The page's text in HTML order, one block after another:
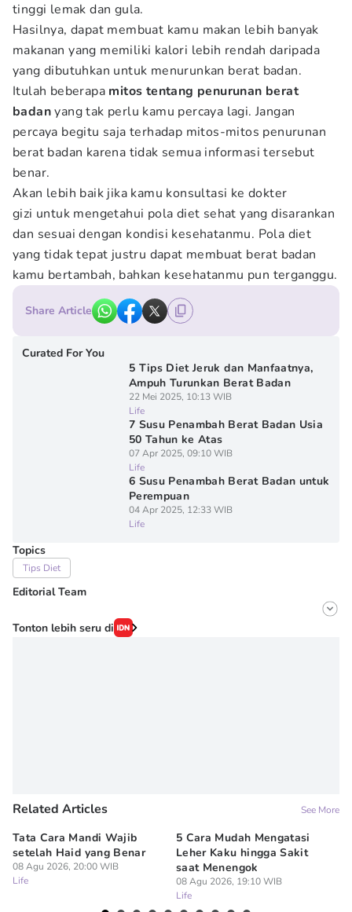
tinggi lemak dan gula.
Hasilnya, dapat membuat kamu makan lebih banyak
makanan yang memiliki kalori lebih rendah daripada
yang dibutuhkan untuk menurunkan berat badan.
Itulah beberapa mitos tentang penurunan berat
badanyang tak perlu kamu percaya lagi. Jangan
percaya begitu saja terhadap mitos-mitos penurunan
berat badan karena tidak semua informasi tersebut
benar.
Akan lebih baik jika kamu konsultasi ke dokter
gizi untuk mengetahui pola diet sehat yang disarankan
dan sesuai dengan kondisi kesehatanmu. Pola diet
yang tidak tepat justru dapat membuat berat badan
kamu bertambah, bahkan kesehatanmu pun terganggu.
Share Article
Curated For You
5 Tips Diet Jeruk dan Manfaatnya,
Ampuh Turunkan Berat Badan
22 Mei 2025, 10:13 WIB
Life
7 Susu Penambah Berat Badan Usia
50 Tahun ke Atas
07 Apr 2025, 09:10 WIB
Life
6 Susu Penambah Berat Badan untuk
Perempuan
04 Apr 2025, 12:33 WIB
Life
Topics
Tips Diet
Editorial Team
Editor
Onic Metheany
Tonton lebih seru di
Related Articles See More
Tata Cara Mandi Wajib
setelah Haid yang Benar
08 Agu 2026, 20:00 WIB
Life
5 Cara Mudah Mengatasi
Leher Kaku hingga Sakit
saat Menengok
08 Agu 2026, 19:10 WIB
Life